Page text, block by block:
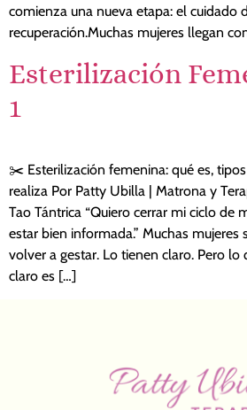
comienza una nueva etapa: el cuidado
recuperación.Muchas mujeres llegan
Esterilización
1
✂️ Esterilización femenina: qué es,
realiza Por Patty Ubilla | Matrona y
Tao Tántrica “Quiero cerrar mi ciclo de
estar bien informada.” Muchas
volver a gestar. Lo tienen claro. Pero lo
claro es […]